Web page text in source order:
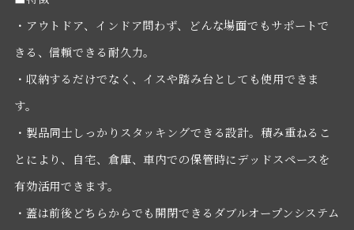
・アウトドア、インドア問わず、どんな場面でもサポートで
きる、信頼できる耐久力。
・収納するだけでなく、イスや踏み台としても使用できま
す。
・製品同士しっかりスタッキングできる設計。積み重ねるこ
とにより、自宅、倉庫、車内での保管時にデッドスペースを
有効活用できます。
・蓋は前後どちらからでも開閉できるダブルオープンシステム